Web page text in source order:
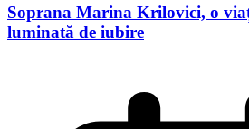
Soprana Marina Krilovici, o
luminată de iubire